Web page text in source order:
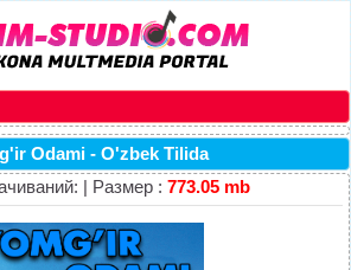
Odami - O'zbek Tilida
| Размер : 773.05 mb